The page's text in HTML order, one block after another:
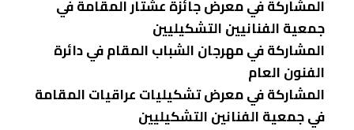
المشاركة في معرض جائزة عشتار المقامة في
جمعية الفنانيين التشكيليين
المشاركة في مهرجان الشباب المقام في دائرة
الفنون العام
المشاركة في معرض تشكيليات عراقيات المقامة
في جمعية الفنانين التشكيليين